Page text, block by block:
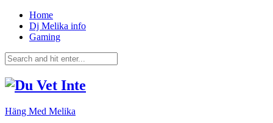
Home
Dj Melika info
Gaming
Häng Med Melika